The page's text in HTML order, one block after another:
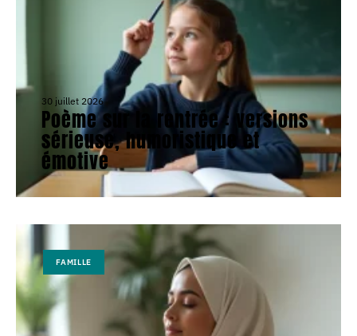
30 juillet 2026
Poème sur la rentrée : versions
sérieuse, humoristique et
émotive
FAMILLE